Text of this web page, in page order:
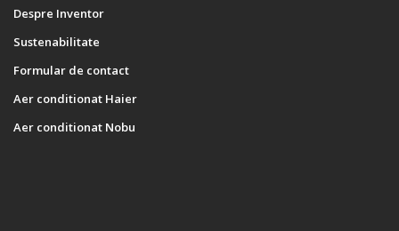
Despre Inventor
Sustenabilitate
Formular de contact
Aer conditionat Haier
Aer conditionat Nobu